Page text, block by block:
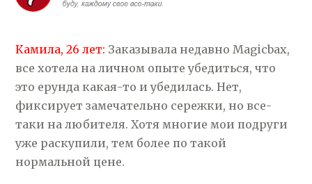
Камила, 26 лет: Заказывала недавно Magicbax,
все хотела на личном опыте убедиться, что
это ерунда какая-то и убедилась. Нет,
фиксирует замечательно сережки, но все-
таки на любителя. Хотя многие мои подруги
уже раскупили, тем более по такой
нормальной цене.